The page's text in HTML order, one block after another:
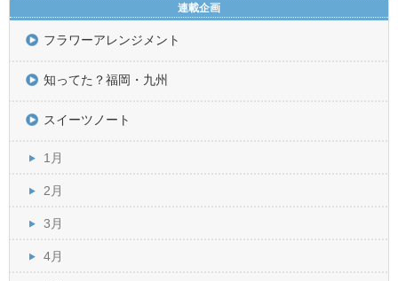
連載企画
フラワーアレンジメント
知ってた？福岡・九州
スイーツノート
1月
2月
3月
4月